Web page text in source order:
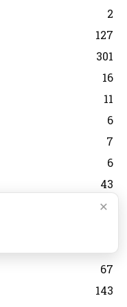
2
127
301
16
11
6
7
6
43
67
143
×